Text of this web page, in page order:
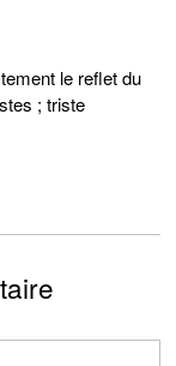
le reflet du
; triste